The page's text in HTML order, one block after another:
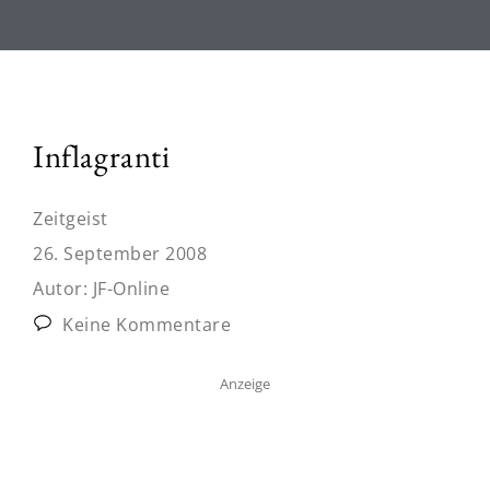
Inflagranti
Zeitgeist
26. September 2008
Autor: JF-Online
Keine Kommentare
Anzeige